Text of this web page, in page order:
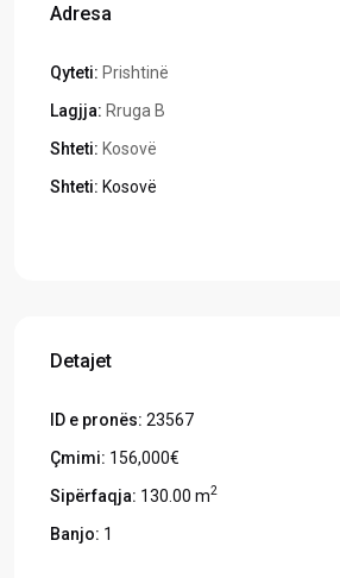
Adresa
Qyteti: Prishtinë
Lagjja: Rruga B
Shteti: Kosovë
Shteti: Kosovë
Detajet
ID e pronës: 23567
Çmimi: 156,000€
Sipërfaqja: 130.00 m2
Banjo: 1